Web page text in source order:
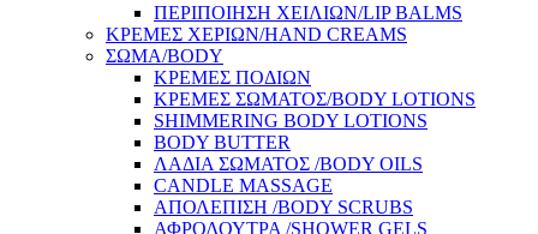
ΠΕΡΙΠΟΙΗΣΗ ΧΕΙΛΙΩΝ/LIP BALMS
ΚΡΕΜΕΣ ΧΕΡΙΩΝ/HAND CREAMS
ΣΩΜΑ/BODY
ΚΡΕΜΕΣ ΠΟΔΙΩΝ
ΚΡΕΜΕΣ ΣΩΜΑΤΟΣ/BODY LOTIONS
SHIMMERING BODY LOTIONS
BODY BUTTER
ΛΑΔΙΑ ΣΩΜΑΤΟΣ /BODY OILS
CANDLE MASSAGE
ΑΠΟΛΕΠΙΣΗ /BODY SCRUBS
ΑΦΡΟΛΟΥΤΡΑ /SHOWER GELS